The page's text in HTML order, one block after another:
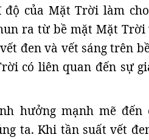
độ của Mặt Trời làm
ra từ bề mặt Mặt Trời
đen và vết sáng trên
có liên quan đến sự
hưởng mạnh mẽ đến
ta. Khi tần suất vết